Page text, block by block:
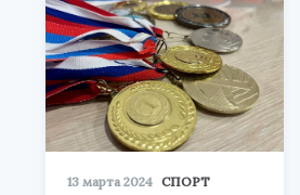
13 марта 2024 СПОРТ